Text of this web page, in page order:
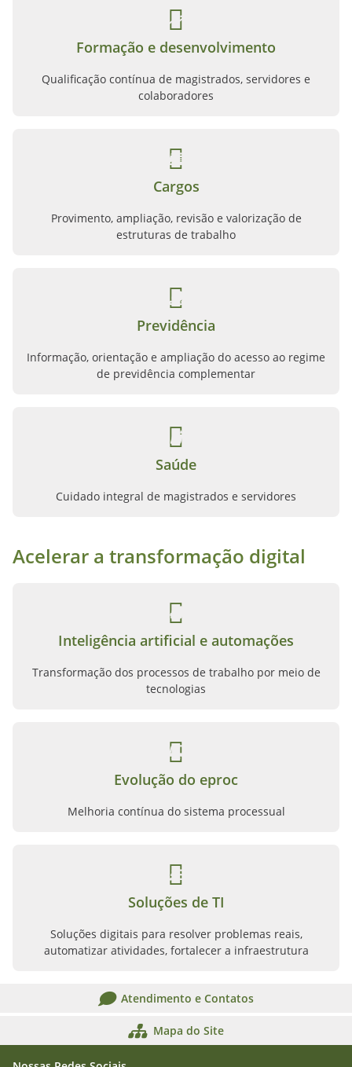
Formação e desenvolvimento
Qualificação contínua de magistrados, servidores e
colaboradores
Cargos
Provimento, ampliação, revisão e valorização de
estruturas de trabalho
Previdência
Informação, orientação e ampliação do acesso ao regime
de previdência complementar
Saúde
Cuidado integral de magistrados e servidores
Acelerar a transformação digital
Inteligência artificial e automações
Transformação dos processos de trabalho por meio de
tecnologias
Evolução do eproc
Melhoria contínua do sistema processual
Soluções de TI
Soluções digitais para resolver problemas reais,
automatizar atividades, fortalecer a infraestrutura
Atendimento e Contatos
Mapa do Site